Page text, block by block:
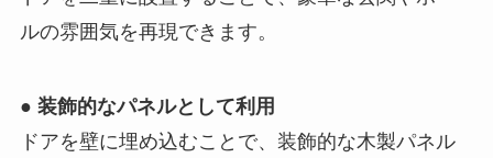
ルの雰囲気を再現できます。
● 装飾的なパネルとして利用
ドアを壁に埋め込むことで、装飾的な木製パネル